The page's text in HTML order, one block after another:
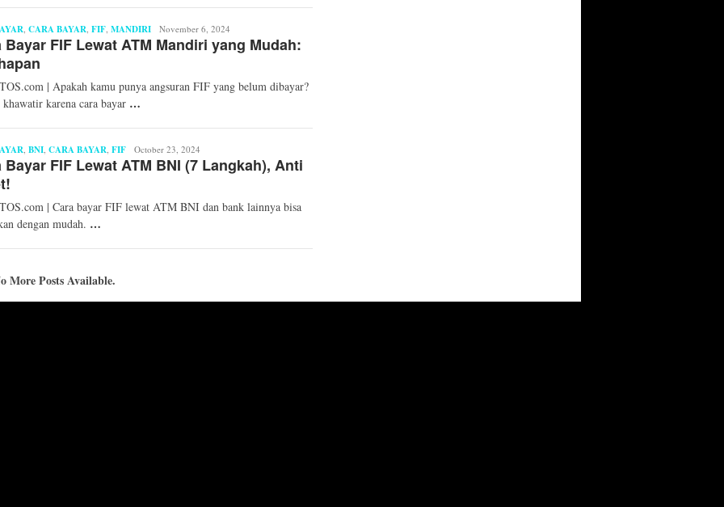
CARA BAYAR FIF MANDIRI Syaid
Ahmad
November 6, 2024
Bayar FIF Lewat ATM Mandiri yang Mudah:
| Apakah kamu punya angsuran FIF yang belum dibayar?
khawatir karena cara bayar …
BNI CARA BAYAR FIF Syaid
Ahmad
October 23, 2024
Bayar FIF Lewat ATM BNI (7 Langkah), Anti
| Cara bayar FIF lewat ATM BNI dan bank lainnya bisa
dengan mudah. …
More Posts Available.